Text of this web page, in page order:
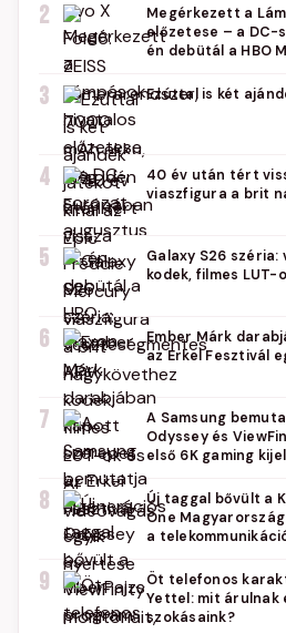
2
Megérkezett a
előzetese – a DC-
én debütál a HBO
3 Ezúttal is két
4
40 év után tért
viaszfigura a brit
5
Galaxy S26
kodek, filmes LUT-
6
Ember Márk
az Erkel Fesztivál
7
A Samsung
Odyssey és
első 6K gaming
8
Új taggal bővült a
One
a
9
Öt telefonos
Yettel: mit árulnak
szokásaink?